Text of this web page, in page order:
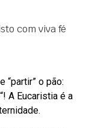
com viva fé
o pão:
“! A Eucaristia é a